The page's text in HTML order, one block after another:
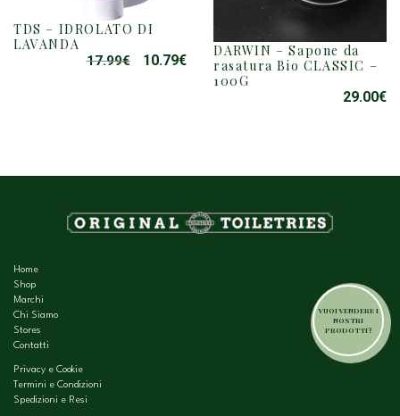
TDS – IDROLATO DI
LAVANDA
17.99€
IL
10.79€IL
PREZZO
DARWIN – Sapone da
rasatura Bio CLASSIC –
100G
29.00€
VUOI VENDERE I
NOSTRI
PRODOTTI?
Home
Shop
Marchi
Chi Siamo
Stores
Contatti
Privacy e Cookie
Termini e Condizioni
Spedizioni e Resi